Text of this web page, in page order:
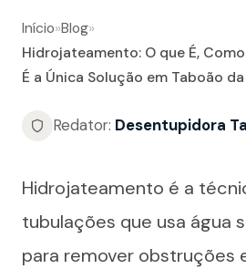
Início»Blog»
Hidrojateamento: O que É,
É a Única Solução em Taboão
Redator: Desentupidora
Hidrojateamento é a
tubulações que usa água
para remover obstruções